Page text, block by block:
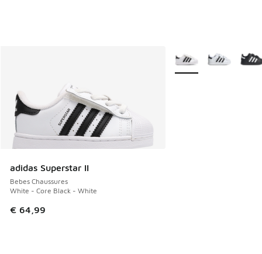
adidas Superstar II
Bebes Chaussures
White - Core Black - White
€ 64,99
Plus de couleurs